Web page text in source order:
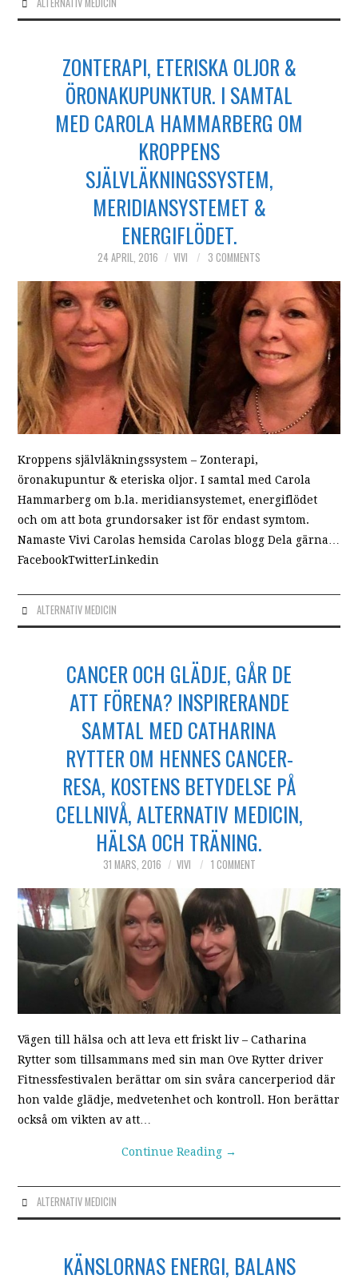
ZONTERAPI, ETERISKA OLJOR &
ÖRONAKUPUNKTUR. I SAMTAL
MED CAROLA HAMMARBERG OM
KROPPENS
SJÄLVLÄKNINGSSYSTEM,
MERIDIANSYSTEMET &
ENERGIFLÖDET.
24 APRIL, 2016 VIVI 3 COMMENTS
Kroppens självläkningssystem – Zonterapi,
öronakupuntur & eteriska oljor. I samtal med Carola
Hammarberg om b.la. meridiansystemet, energiflödet
och om att bota grundorsaker ist för endast symtom.
Namaste Vivi Carolas hemsida Carolas blogg Dela gärna…
FacebookTwitterLinkedin
ALTERNATIV MEDICIN
CANCER OCH GLÄDJE, GÅR DE
ATT FÖRENA? INSPIRERANDE
SAMTAL MED CATHARINA
RYTTER OM HENNES CANCER-
RESA, KOSTENS BETYDELSE PÅ
CELLNIVÅ, ALTERNATIV MEDICIN,
HÄLSA OCH TRÄNING.
31 MARS, 2016 VIVI 1 COMMENT
Vägen till hälsa och att leva ett friskt liv – Catharina
Rytter som tillsammans med sin man Ove Rytter driver
Fitnessfestivalen berättar om sin svåra cancerperiod där
hon valde glädje, medvetenhet och kontroll. Hon berättar
också om vikten av att…
Continue Reading →
ALTERNATIV MEDICIN
KÄNSLORNAS ENERGI, BALANS